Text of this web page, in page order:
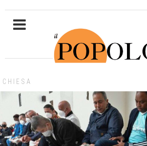
CHIESA